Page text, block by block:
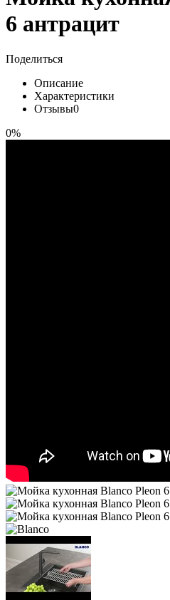
6 антрацит
Поделиться
Описание
Характеристики
Отзывы0
0%